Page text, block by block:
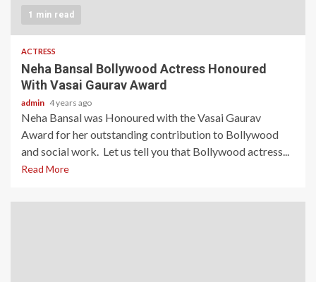
1 min read
ACTRESS
Neha Bansal Bollywood Actress Honoured
With Vasai Gaurav Award
admin 4 years ago
Neha Bansal was Honoured with the Vasai Gaurav
Award for her outstanding contribution to Bollywood
and social work. Let us tell you that Bollywood actress...
Read More